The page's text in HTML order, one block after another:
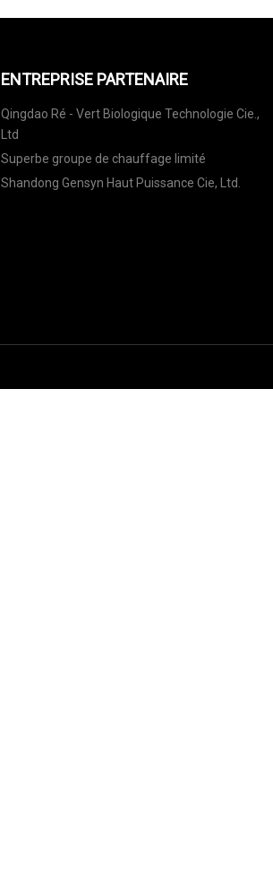
ENTREPRISE PARTENAIRE
Qingdao Ré - Vert Biologique Technologie Cie.,
Ltd
Superbe groupe de chauffage limité
Shandong Gensyn Haut Puissance Cie, Ltd.